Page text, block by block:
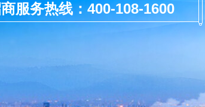
服务热线：400-108-1600